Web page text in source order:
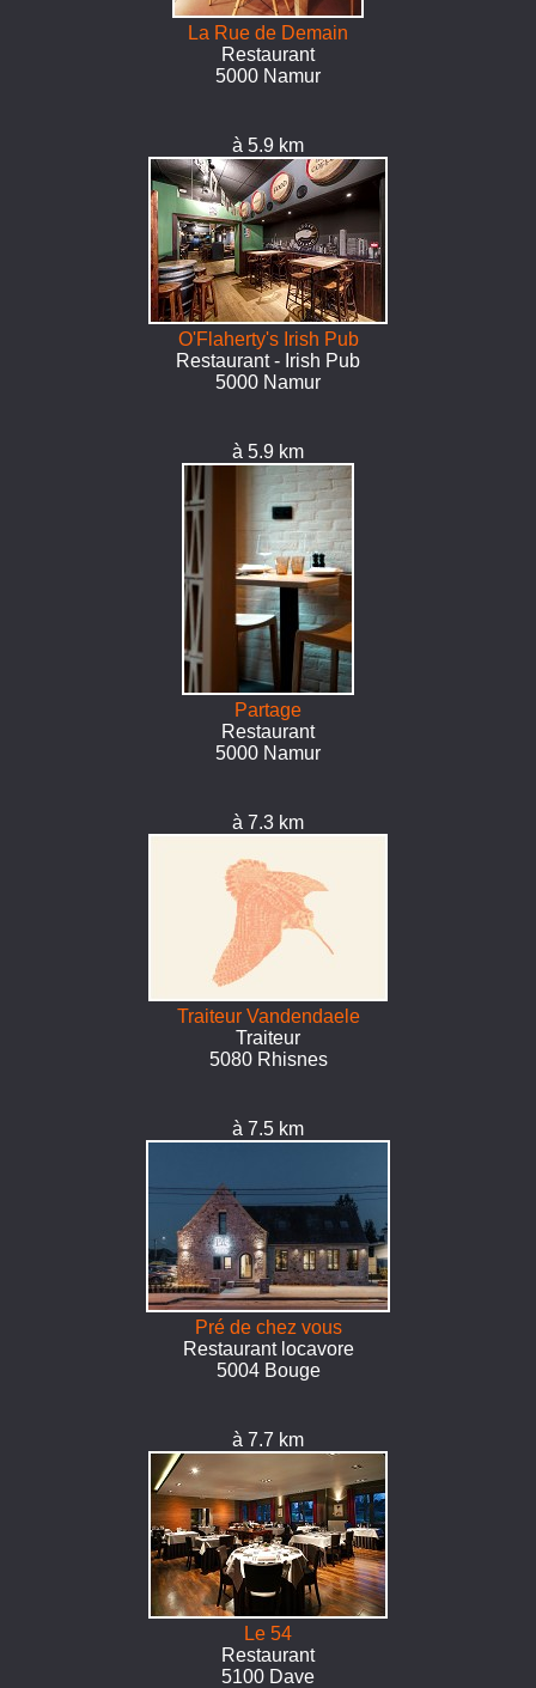
La Rue de Demain
Restaurant
5000 Namur
à 5.9 km
O'Flaherty's Irish Pub
Restaurant - Irish Pub
5000 Namur
à 5.9 km
Partage
Restaurant
5000 Namur
à 7.3 km
Traiteur Vandendaele
Traiteur
5080 Rhisnes
à 7.5 km
Pré de chez vous
Restaurant locavore
5004 Bouge
à 7.7 km
Le 54
Restaurant
5100 Dave